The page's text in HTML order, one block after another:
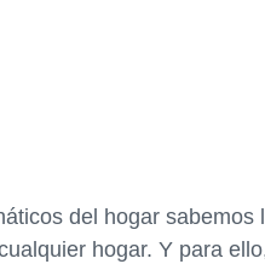
del hogar sabemos
hogar. Y para